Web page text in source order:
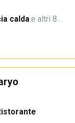
calda·e altri 8…